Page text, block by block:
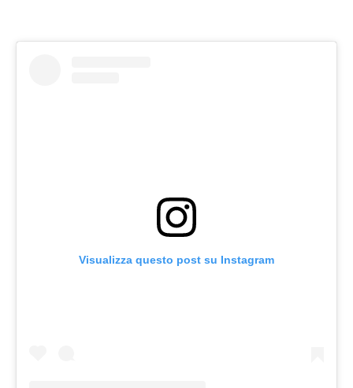
Visualizza questo post su Instagram